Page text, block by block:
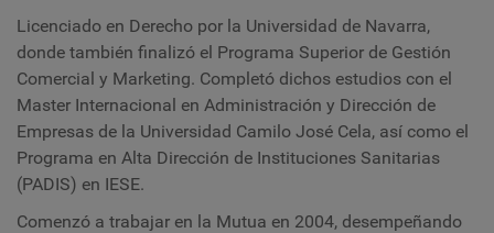
Licenciado en Derecho por la Universidad de Navarra,
donde también finalizó el Programa Superior de Gestión
Comercial y Marketing. Completó dichos estudios con el
Master Internacional en Administración y Dirección de
Empresas de la Universidad Camilo José Cela, así como el
Programa en Alta Dirección de Instituciones Sanitarias
(PADIS) en IESE.
Comenzó a trabajar en la Mutua en 2004, desempeñando